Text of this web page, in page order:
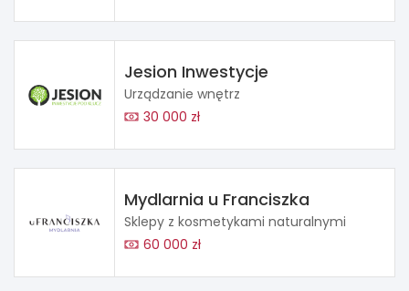
Jesion Inwestycje
Urządzanie wnętrz
30 000 zł
Mydlarnia u Franciszka
Sklepy z kosmetykami naturalnymi
60 000 zł